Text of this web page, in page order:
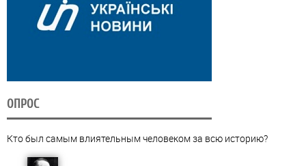
ОПРОС
Кто был самым влиятельным человеком за всю историю?